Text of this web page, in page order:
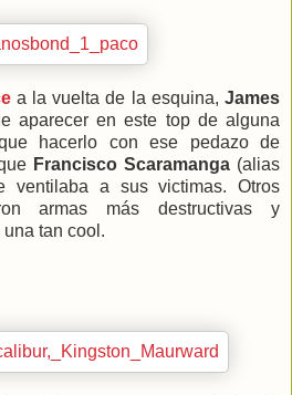
a la vuelta de la esquina,James
aparecer en este top de alguna
hacerlo con ese pedazo de
Francisco Scaramanga(alias
ventilaba a sus victimas. Otros
armas más destructivas y
tan cool.